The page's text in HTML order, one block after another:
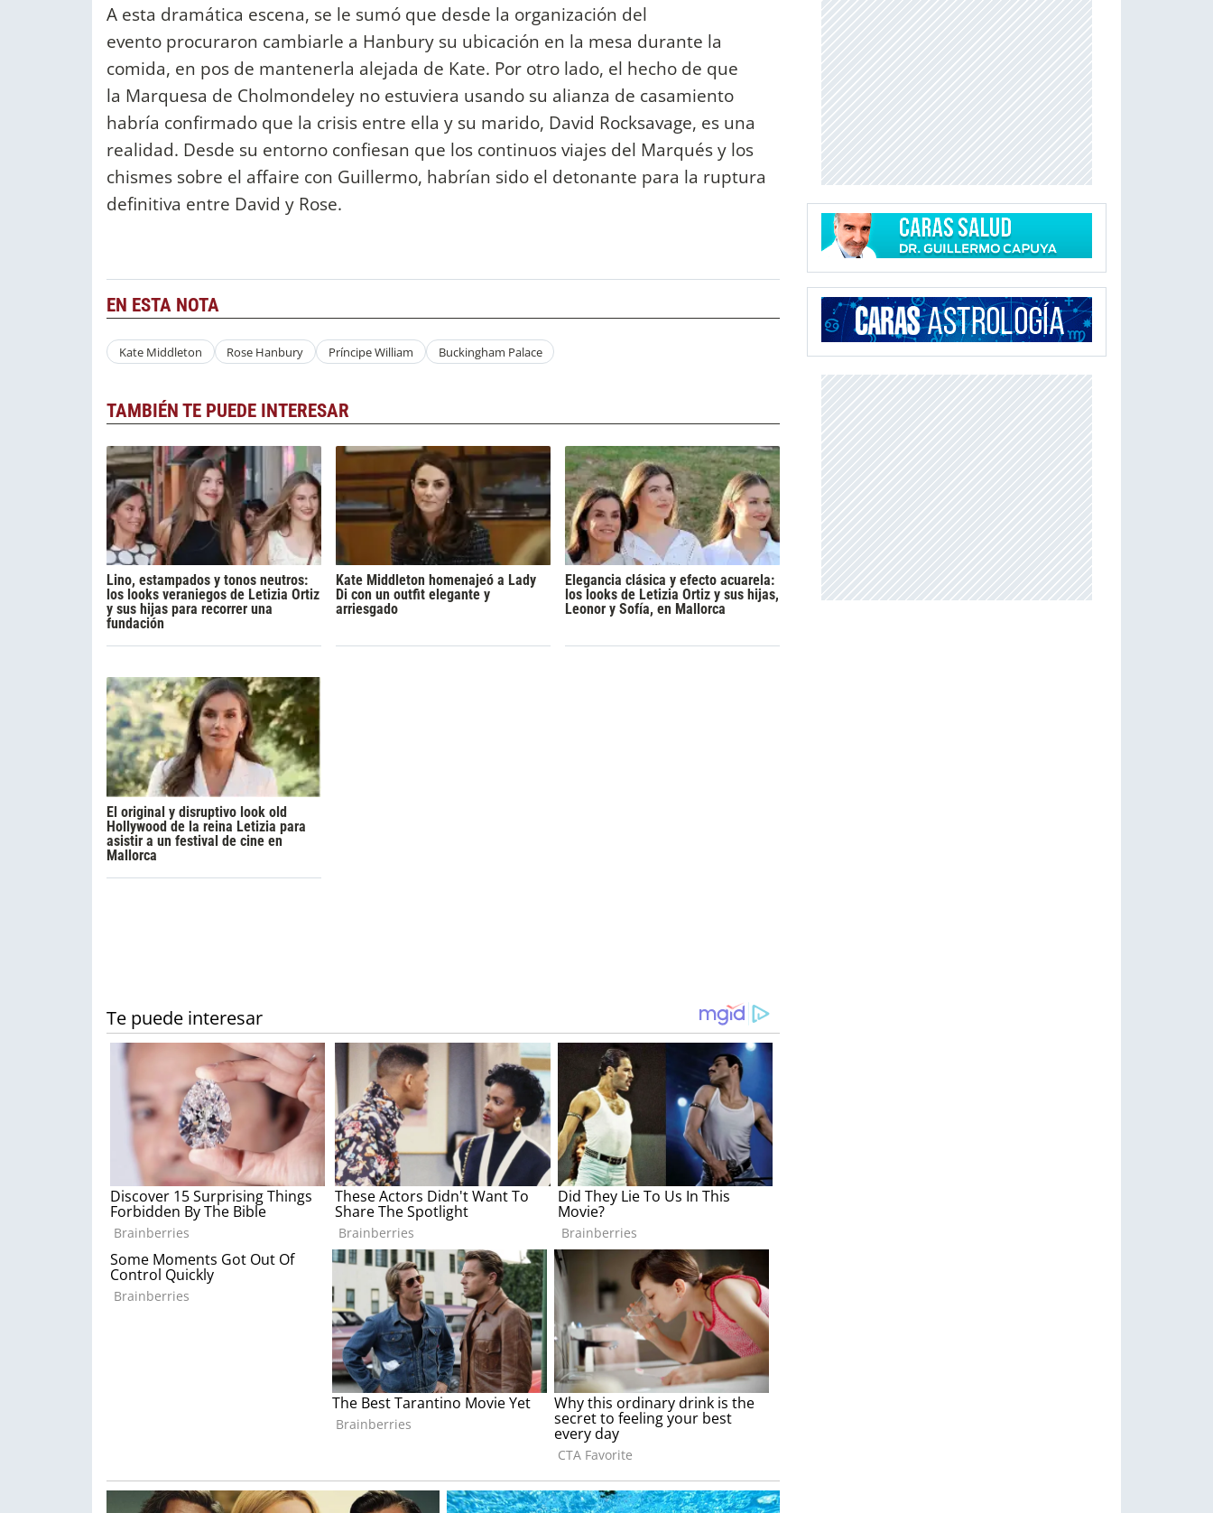
A esta dramática escena, se le sumó que desde la organización del
evento procuraron cambiarle a Hanbury su ubicación en la mesa durante la
comida, en pos de mantenerla alejada de Kate. Por otro lado, el hecho de que
la Marquesa de Cholmondeley no estuviera usando su alianza de casamiento
habría confirmado que la crisis entre ella y su marido, David Rocksavage, es una
realidad. Desde su entorno confiesan que los continuos viajes del Marqués y los
chismes sobre el affaire con Guillermo, habrían sido el detonante para la ruptura
definitiva entre David y Rose.
EN ESTA NOTA
Kate Middleton Rose Hanbury Príncipe William Buckingham Palace
TAMBIÉN TE PUEDE INTERESAR
Lino, estampados y tonos neutros:
los looks veraniegos de Letizia Ortiz
y sus hijas para recorrer una
fundación
Kate Middleton homenajeó a Lady
Di con un outfit elegante y
arriesgado
Elegancia clásica y efecto acuarela:
los looks de Letizia Ortiz y sus hijas,
Leonor y Sofía, en Mallorca
El original y disruptivo look old
Hollywood de la reina Letizia para
asistir a un festival de cine en
Mallorca